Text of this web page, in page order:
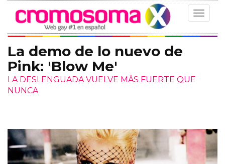
Toggle
La demo de lo nuevo de
Pink: 'Blow Me'
LA DESLENGUADA VUELVE MÁS FUERTE QUE
NUNCA